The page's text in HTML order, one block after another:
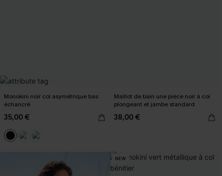
Monokini noir col asymétrique bas
échancré
35,00 €
Maillot de bain une pièce noir à col
plongeant et jambe standard
38,00 €
NEW